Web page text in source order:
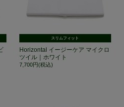
スリムフィット
Horizontal イージーケア マイクロ
ツイル｜ホワイト
7,700円(税込)